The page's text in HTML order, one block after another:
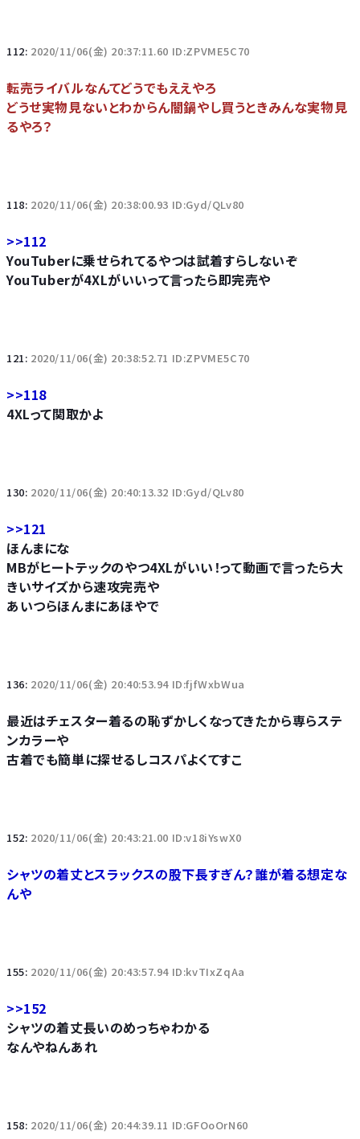
112: 2020/11/06(金) 20:37:11.60 ID:ZPVME5C70
転売ライバルなんてどうでもええやろ
どうせ実物見ないとわからん闇鍋やし買うときみんな実物見
るやろ？
118: 2020/11/06(金) 20:38:00.93 ID:Gyd/QLv80
>>112
YouTuberに乗せられてるやつは試着すらしないぞ
YouTuberが4XLがいいって言ったら即完売や
121: 2020/11/06(金) 20:38:52.71 ID:ZPVME5C70
>>118
4XLって関取かよ
130: 2020/11/06(金) 20:40:13.32 ID:Gyd/QLv80
>>121
ほんまにな
MBがヒートテックのやつ4XLがいい！って動画で言ったら大
きいサイズから速攻完売や
あいつらほんまにあほやで
136: 2020/11/06(金) 20:40:53.94 ID:fjfWxbWua
最近はチェスター着るの恥ずかしくなってきたから専らステ
ンカラーや
古着でも簡単に探せるしコスパよくてすこ
152: 2020/11/06(金) 20:43:21.00 ID:v18iYswX0
シャツの着丈とスラックスの股下長すぎん？誰が着る想定な
んや
155: 2020/11/06(金) 20:43:57.94 ID:kvTIxZqAa
>>152
シャツの着丈長いのめっちゃわかる
なんやねんあれ
158: 2020/11/06(金) 20:44:39.11 ID:GFOoOrN60